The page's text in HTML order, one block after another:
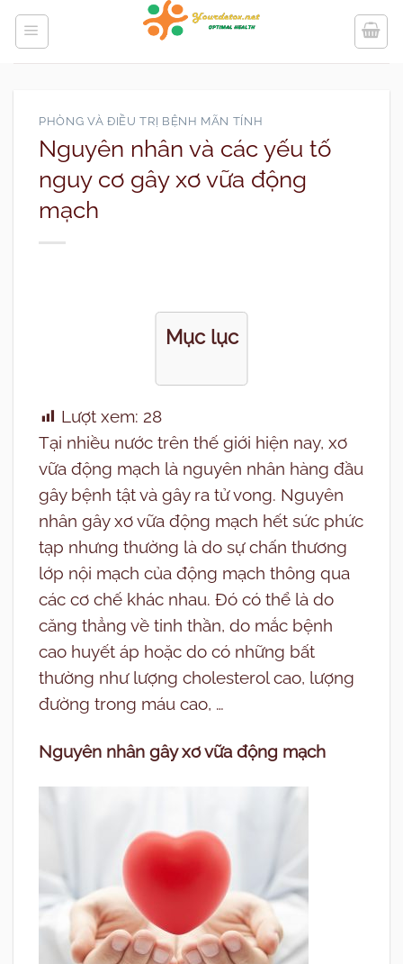
Bỏ
qua
nội
PHÒNG VÀ ĐIỀU TRỊ BỆNH MÃN TÍNH
Nguyên nhân và các yếu tố
nguy cơ gây xơ vữa động
mạch
Mục lục
Lượt xem: 28
Tại nhiều nước trên thế giới hiện nay, xơ
vữa động mạch là nguyên nhân hàng đầu
gây bệnh tật và gây ra tử vong. Nguyên
nhân gây xơ vữa động mạch hết sức phức
tạp nhưng thường là do sự chấn thương
lớp nội mạch của động mạch thông qua
các cơ chế khác nhau. Đó có thể là do
căng thẳng về tinh thần, do mắc bệnh
cao huyết áp hoặc do có những bất
thường như lượng cholesterol cao, lượng
đường trong máu cao, …
Nguyên nhân gây xơ vữa động mạch